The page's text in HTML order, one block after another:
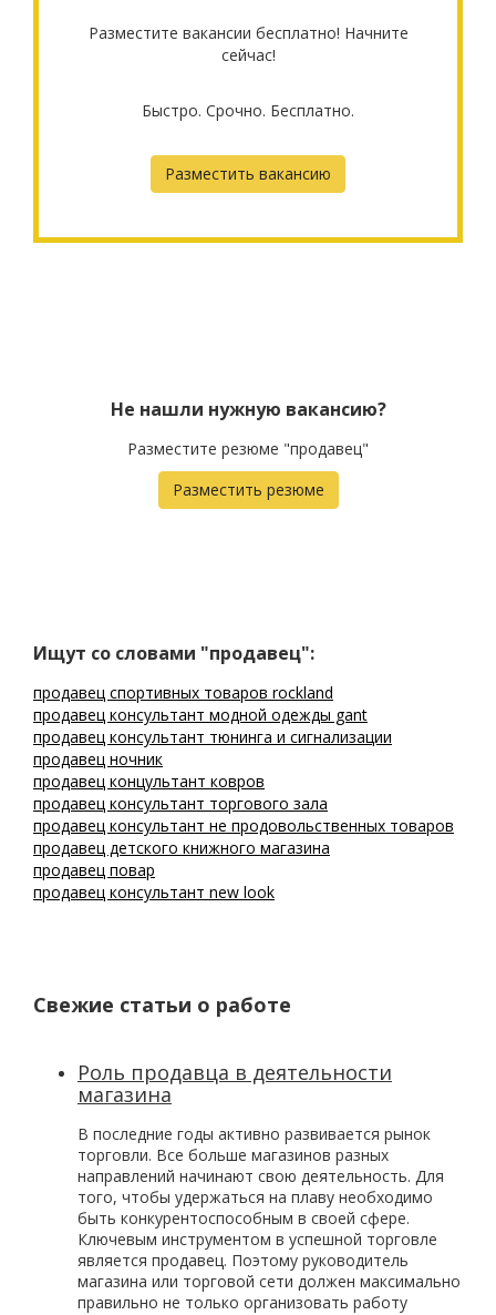
Разместите вакансии бесплатно! Начните
сейчас!
Быстро. Срочно. Бесплатно.
Разместить вакансию
Не нашли нужную вакансию?
Разместите резюме "продавец"
Разместить резюме
Ищут со словами "продавец":
продавец спортивных товаров rockland
продавец консультант модной одежды gant
продавец консультант тюнинга и сигнализации
продавец ночник
продавец концультант ковров
продавец консультант торгового зала
продавец консультант не продовольственных товаров
продавец детского книжного магазина
продавец повар
продавец консультант new look
Свежие статьи о работе
Роль продавца в деятельности
магазина
В последние годы активно развивается рынок
торговли. Все больше магазинов разных
направлений начинают свою деятельность. Для
того, чтобы удержаться на плаву необходимо
быть конкурентоспособным в своей сфере.
Ключевым инструментом в успешной торговле
является продавец. Поэтому руководитель
магазина или торговой сети должен максимально
правильно не только организовать работу